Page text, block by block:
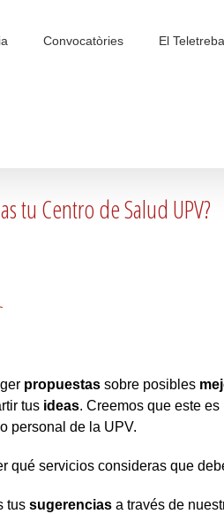
Convocatòries El
tu Centro de Salud UPV?
propuestassobre posibles
tus ideas. Creemos que este
personal de la UPV.
qué servicios consideras que
tus sugerenciasa través de